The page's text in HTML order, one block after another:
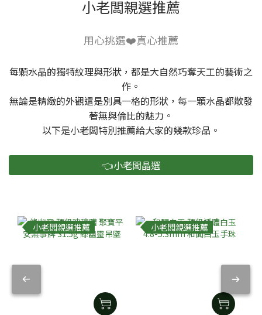
小老闆親選推薦
用心挑選❤️真心推薦
每顆水晶的獨特紋理與形狀，都是大自然巧奪天工的藝術之
作。
無論是精緻的外觀還是別具一格的形狀，每一顆水晶都散發
著無與倫比的魅力。
以下是小老闆特別推薦給大家的幾款珍品。
👈小老闆晶選
小老闆親選推薦 小老闆親選推薦